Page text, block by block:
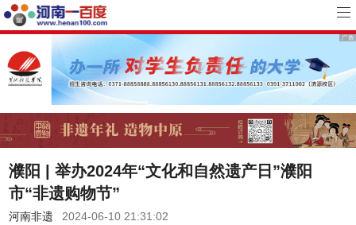
濮阳 | 举办2024年“文化和自然遗产日”濮阳
市“非遗购物节”
河南非遗 2024-06-10 21:31:02